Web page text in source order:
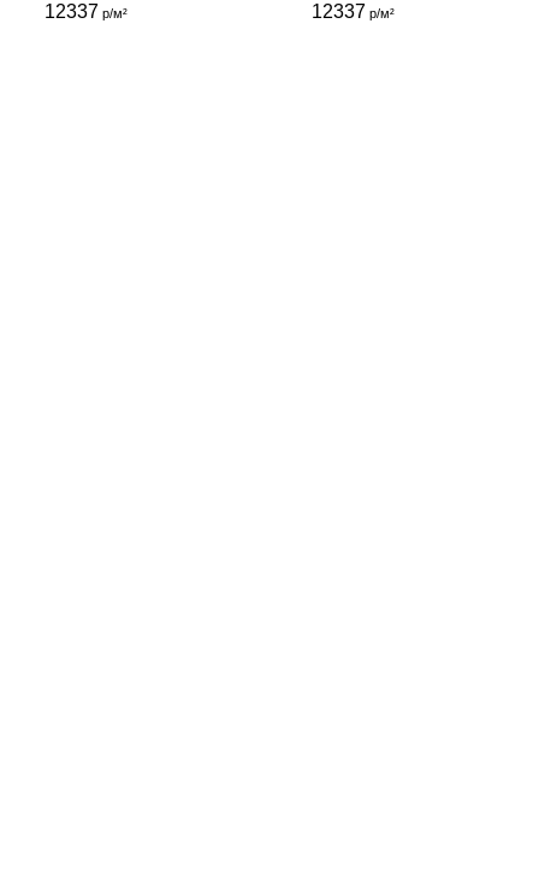
12337 р/м² 12337 р/м²